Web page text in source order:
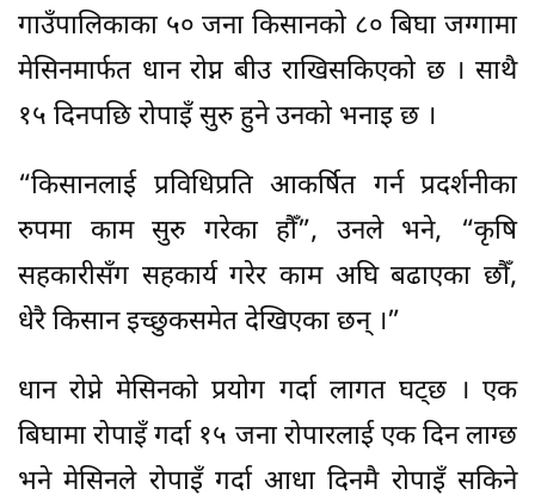
गाउँपालिकाका ५० जना किसानको ८० बिघा जग्गामा
मेसिनमार्फत धान रोप्न बीउ राखिसकिएको छ । साथै
१५ दिनपछि रोपाइँ सुरु हुने उनको भनाइ छ ।
“किसानलाई प्रविधिप्रति आकर्षित गर्न प्रदर्शनीका
रुपमा काम सुरु गरेका हौँ”, उनले भने, “कृषि
सहकारीसँग सहकार्य गरेर काम अघि बढाएका छौँ,
धेरै किसान इच्छुकसमेत देखिएका छन् ।”
धान रोप्ने मेसिनको प्रयोग गर्दा लागत घट्छ । एक
बिघामा रोपाइँ गर्दा १५ जना रोपारलाई एक दिन लाग्छ
भने मेसिनले रोपाइँ गर्दा आधा दिनमै रोपाइँ सकिने